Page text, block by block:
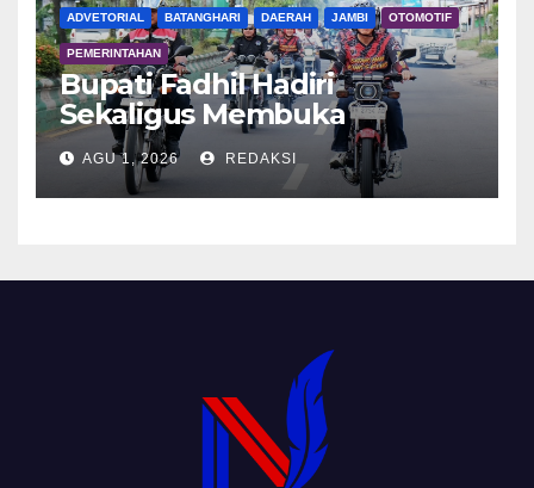
ADVETORIAL BATANGHARI DAERAH JAMBI OTOMOTIF
PEMERINTAHAN
Bupati Fadhil Hadiri
Sekaligus Membuka
Kegiatan Batanghari King
Club
AGU 1, 2026 REDAKSI